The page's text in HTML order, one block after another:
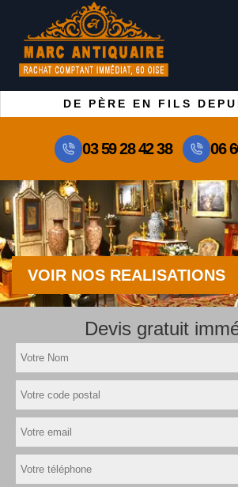
DE PÈRE EN FILS
03 59 28 42 38 06
VOIR NOS REALISATIONS
Devis gratuit